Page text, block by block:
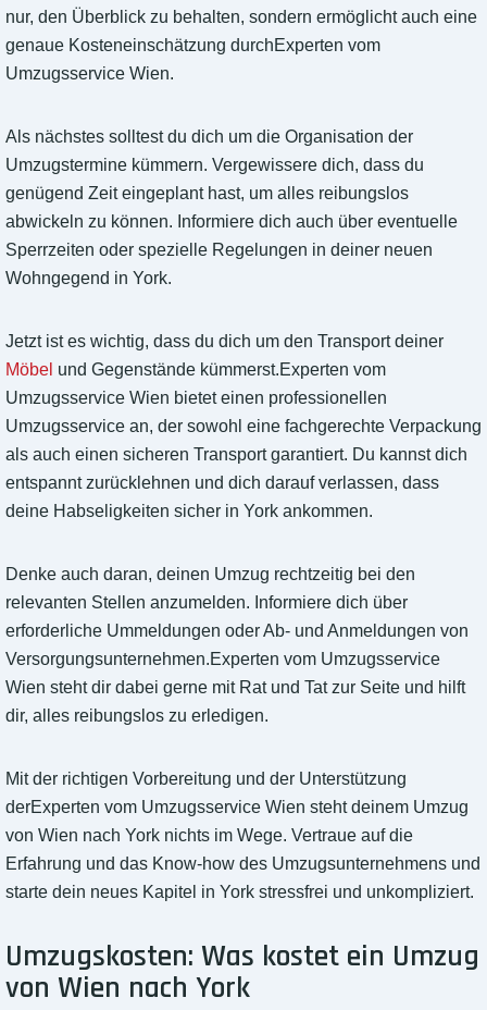
nur, den Überblick zu behalten, sondern ermöglicht auch eine
genaue Kosteneinschätzung durchExperten vom
Umzugsservice Wien.
Als nächstes solltest du dich um die Organisation der
Umzugstermine kümmern. Vergewissere dich, dass du
genügend Zeit eingeplant hast, um alles reibungslos
abwickeln zu können. Informiere dich auch über eventuelle
Sperrzeiten oder spezielle Regelungen in deiner neuen
Wohngegend in York.
Jetzt ist es wichtig, dass du dich um den Transport deiner
Möbel und Gegenstände kümmerst.Experten vom
Umzugsservice Wien bietet einen professionellen
Umzugsservice an, der sowohl eine fachgerechte Verpackung
als auch einen sicheren Transport garantiert. Du kannst dich
entspannt zurücklehnen und dich darauf verlassen, dass
deine Habseligkeiten sicher in York ankommen.
Denke auch daran, deinen Umzug rechtzeitig bei den
relevanten Stellen anzumelden. Informiere dich über
erforderliche Ummeldungen oder Ab- und Anmeldungen von
Versorgungsunternehmen.Experten vom Umzugsservice
Wien steht dir dabei gerne mit Rat und Tat zur Seite und hilft
dir, alles reibungslos zu erledigen.
Mit der richtigen Vorbereitung und der Unterstützung
derExperten vom Umzugsservice Wien steht deinem Umzug
von Wien nach York nichts im Wege. Vertraue auf die
Erfahrung und das Know-how des Umzugsunternehmens und
starte dein neues Kapitel in York stressfrei und unkompliziert.
Umzugskosten: Was kostet ein Umzug
von Wien nach York